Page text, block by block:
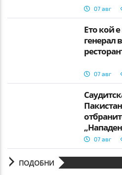
07 авг
Ето кой
генерал
07 авг
07 авг
ПОДОБНИ